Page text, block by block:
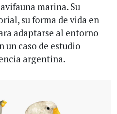
marina. Su
su forma de vida en
adaptarse al entorno
un caso de estudio
argentina.